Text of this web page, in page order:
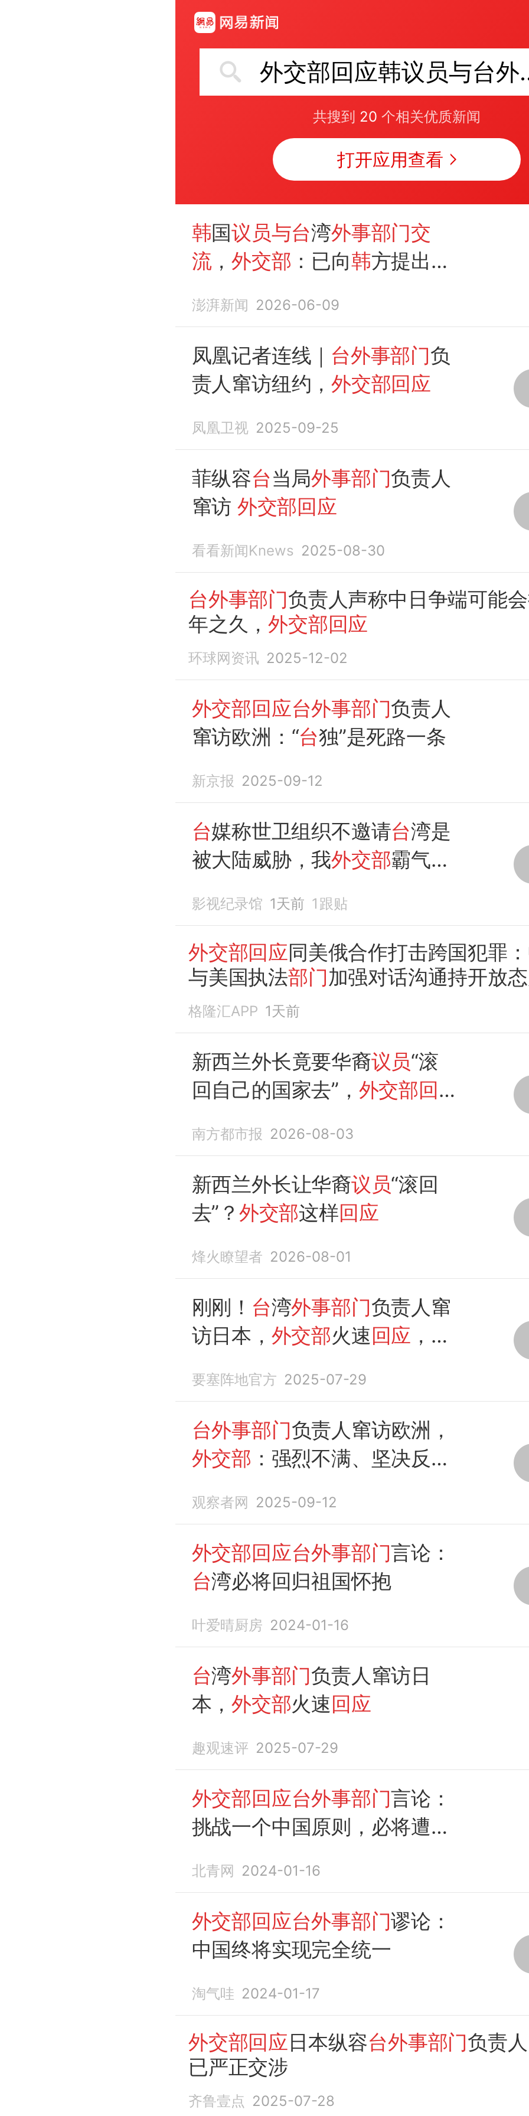
外交部
共搜到 20 个相关优质新闻
打开应用查看
韩国议员与台湾外事部门交
流，外交部 ：已向韩方提出严
澎湃新闻 2026-06-09
凤凰记者连线｜ 台外事部门负
责人窜访纽约，外交部回应
凤凰卫视 2025-09-25
菲纵容台当局外事部门负责人
窜访 外交部回应
看看新闻Knews 2025-08-30
台外事部门负责人声称中日争端可能
年之久，外交部回应
环球网资讯 2025-12-02
外交部回应台外事部门负责人
窜访欧洲：“台独”是死路一条
新京报 2025-09-12
台媒称世卫组织不邀请台湾是
被大陆威胁，我外交部霸气回
影视纪录馆 1天前 1 跟贴
外交部回应同美俄合作打击跨国犯罪
与美国执法部门加强对话沟通持开放
格隆汇APP 1天前
新西兰外长竟要华裔议员“滚
回自己的国家去”， 外交部回
南方都市报 2026-08-03
新西兰外长让华裔议员“滚回
去”？ 外交部这样回应
烽火瞭望者 2026-08-01
刚刚！ 台湾外事部门负责人窜
访日本， 外交部火速回应 ，信
要塞阵地官方 2025-07-29
台外事部门负责人窜访欧洲，
外交部 ：强烈不满、坚决反
涉
观察者网 2025-09-12
外交部回应台外事部门言论：
台湾必将回归祖国怀抱
叶爱晴厨房 2024-01-16
台湾外事部门负责人窜访日
本，外交部火速回应
趣观速评 2025-07-29
外交部回应台外事部门言论：
挑战一个中国原则，必将遭到
北青网 2024-01-16
外交部回应台外事部门谬论：
中国终将实现完全统一
淘气哇 2024-01-17
外交部回应日本纵容台外事部门负责
已严正交涉
齐鲁壹点 2025-07-28